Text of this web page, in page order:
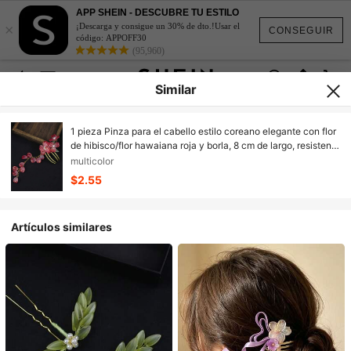
CONSEGUIR
×
APP SHEIN - DESCUBRE TU ESTILO
¡Descarga y consigue un 30% de dto.!Usar el
código: APPOFF30
(95,960)
Similar
1 pieza Pinza para el cabello estilo coreano elegante con flor
de hibisco/flor hawaiana roja y borla, 8 cm de largo, resistente
a la decoloración, de moda & exquisita, adecuada para el uso
diario de mujeres & niñas, se puede usar como accesorio para
el cabello o tocado, peine para el cabello, peine lateral
multicolor
$2.55
Artículos similares